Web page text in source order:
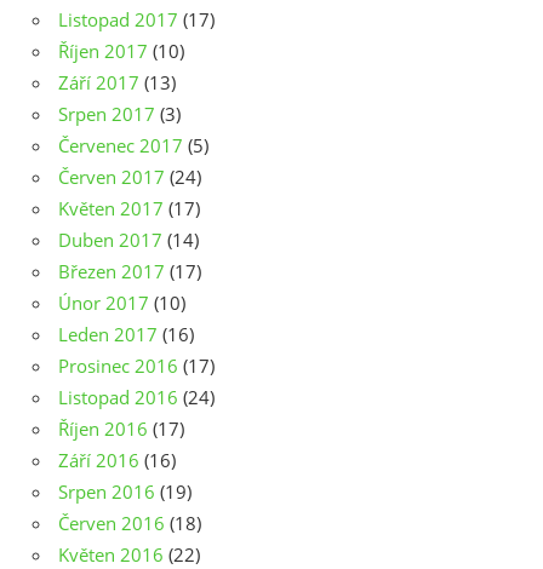
Listopad 2017 (17)
Říjen 2017 (10)
Září 2017 (13)
Srpen 2017 (3)
Červenec 2017 (5)
Červen 2017 (24)
Květen 2017 (17)
Duben 2017 (14)
Březen 2017 (17)
Únor 2017 (10)
Leden 2017 (16)
Prosinec 2016 (17)
Listopad 2016 (24)
Říjen 2016 (17)
Září 2016 (16)
Srpen 2016 (19)
Červen 2016 (18)
Květen 2016 (22)